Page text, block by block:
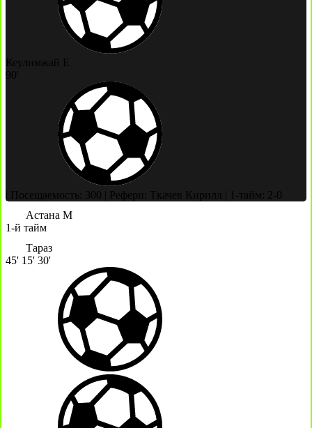
Кеулимжай Е
90'
Посещаемость: 300 Рефери: Ткачев Кирилл
1-тайм: 2-0
Астана М
1-й тайм
Тараз
45' 15' 30'